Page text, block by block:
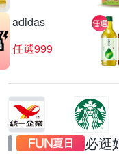
adidas
任選999
必逛